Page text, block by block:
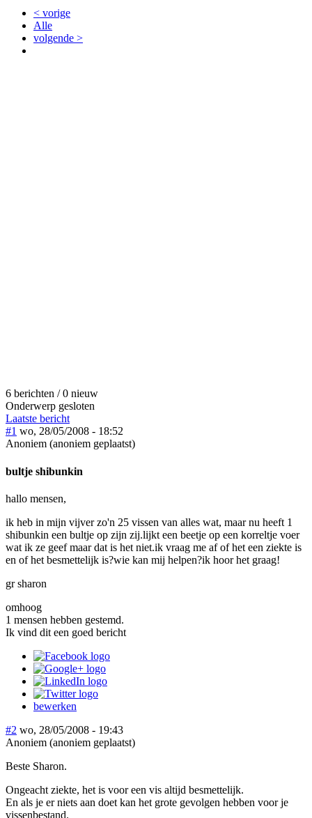
< vorige
Alle
volgende >
6 berichten / 0 nieuw
Onderwerp gesloten
Laatste bericht
#1 wo, 28/05/2008 - 18:52
Anoniem (anoniem geplaatst)
bultje shibunkin
hallo mensen,
ik heb in mijn vijver zo'n 25 vissen van alles wat, maar nu heeft 1
shibunkin een bultje op zijn zij.lijkt een beetje op een korreltje voer
wat ik ze geef maar dat is het niet.ik vraag me af of het een ziekte is
en of het besmettelijk is?wie kan mij helpen?ik hoor het graag!
gr sharon
omhoog
1 mensen hebben gestemd.
Ik vind dit een goed bericht
bewerken
#2 wo, 28/05/2008 - 19:43
Anoniem (anoniem geplaatst)
Beste Sharon.
Ongeacht ziekte, het is voor een vis altijd besmettelijk.
En als je er niets aan doet kan het grote gevolgen hebben voor je
vissenbestand.